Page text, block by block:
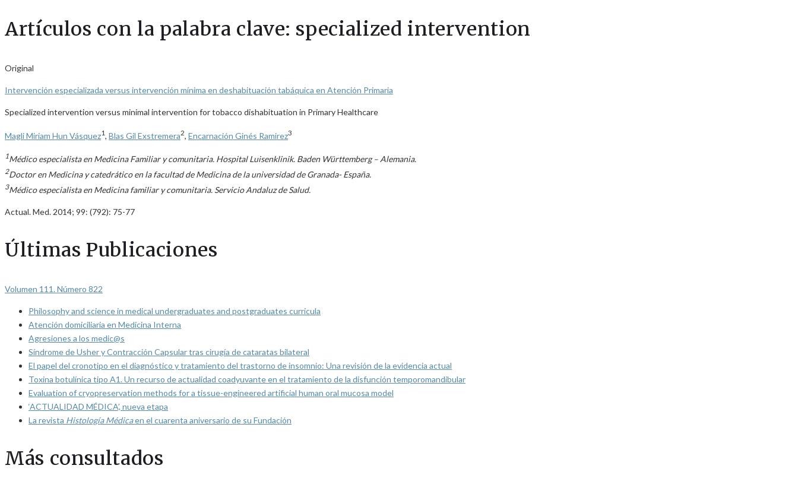
Artículos con la palabra clave: specialized intervention
Original
Intervención especializada versus intervención mínima en deshabituación tabáquica en Atención Primaria
Specialized intervention versus minimal intervention for tobacco dishabituation in Primary Healthcare
Magli Miriam Hun Vásquez1, Blas Gil Exstremera2, Encarnación Ginés Ramirez3
1Médico especialista en Medicina Familiar y comunitaria. Hospital Luisenklinik. Baden Württemberg – Alemania.
2Doctor en Medicina y catedrático en la facultad de Medicina de la universidad de Granada- España.
3Médico especialista en Medicina familiar y comunitaria. Servicio Andaluz de Salud.
Actual. Med. 2014; 99: (792): 75-77
Últimas Publicaciones
Volumen 111. Número 822
Philosophy and science in medical undergraduates and postgraduates curricula
Atención domiciliaria en Medicina Interna
Agresiones a los medic@s
Síndrome de Usher y Contracción Capsular tras cirugía de cataratas bilateral
El papel del cronotipo en el diagnóstico y tratamiento del trastorno de insomnio: Una revisión de la evidencia actual
Toxina botulínica tipo A1. Un recurso de actualidad coadyuvante en el tratamiento de la disfunción temporomandibular
Evaluation of cryopreservation methods for a tissue-engineered artificial human oral mucosa model
‘ACTUALIDAD MÉDICA’, nueva etapa
La revista Histología Médicaen el cuarenta aniversario de su Fundación
Más consultados